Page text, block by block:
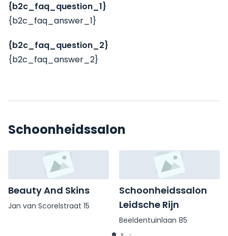
{b2c_faq_question_1}
{b2c_faq_answer_1}
{b2c_faq_question_2}
{b2c_faq_answer_2}
Schoonheidssalon
Beauty And Skins
Jan van Scorelstraat 15
Schoonheidssalon
Leidsche Rijn
Beeldentuinlaan 85